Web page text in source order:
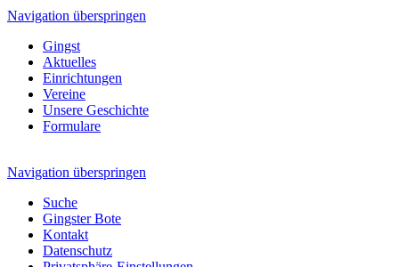
Navigation überspringen
Gingst
Aktuelles
Einrichtungen
Vereine
Unsere Geschichte
Formulare
Navigation überspringen
Suche
Gingster Bote
Kontakt
Datenschutz